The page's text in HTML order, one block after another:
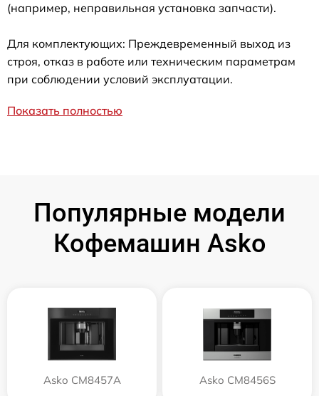
(например, неправильная установка запчасти).
Для комплектующих: Преждевременный выход из
строя, отказ в работе или техническим параметрам
при соблюдении условий эксплуатации.
Показать полностью
Популярные модели
Кофемашин Asko
Asko CM8457A Asko CM8456S